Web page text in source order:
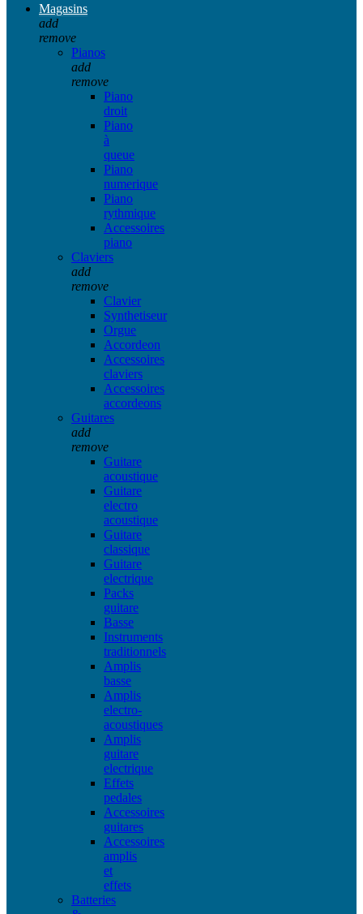
Magasins
add
remove
Pianos
add
remove
Piano
droit
Piano
à
queue
Piano
numerique
Piano
rythmique
Accessoires
piano
Claviers
add
remove
Clavier
Synthetiseur
Orgue
Accordeon
Accessoires
claviers
Accessoires
accordeons
Guitares
add
remove
Guitare
acoustique
Guitare
electro
acoustique
Guitare
classique
Guitare
electrique
Packs
guitare
Basse
Instruments
traditionnels
Amplis
basse
Amplis
electro-
acoustiques
Amplis
guitare
electrique
Effets
pedales
Accessoires
guitares
Accessoires
amplis
et
effets
Batteries